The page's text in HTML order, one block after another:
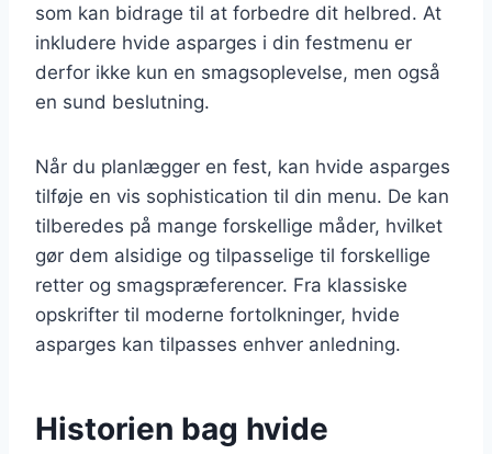
som kan bidrage til at forbedre dit helbred. At
inkludere hvide asparges i din festmenu er
derfor ikke kun en smagsoplevelse, men også
en sund beslutning.
Når du planlægger en fest, kan hvide asparges
tilføje en vis sophistication til din menu. De kan
tilberedes på mange forskellige måder, hvilket
gør dem alsidige og tilpasselige til forskellige
retter og smagspræferencer. Fra klassiske
opskrifter til moderne fortolkninger, hvide
asparges kan tilpasses enhver anledning.
Historien bag hvide